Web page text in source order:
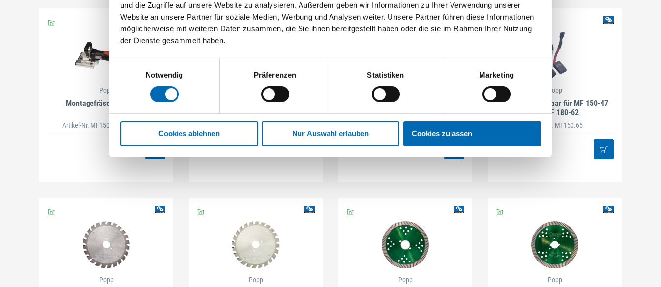
und die Zugriffe auf unsere Website zu analysieren. Außerdem geben wir Informationen zu Ihrer Verwendung unserer
Website an unsere Partner für soziale Medien, Werbung und Analysen weiter. Unsere Partner führen diese Informationen
möglicherweise mit weiteren Daten zusammen, die Sie ihnen bereitgestellt haben oder die sie im Rahmen Ihrer Nutzung
der Dienste gesammelt haben.
Einwilligungsauswahl
Notwendig
Präferenzen Statistiken Marketing
Cookies ablehnen Nur Auswahl erlauben Cookies zulassen
Popp
Montagefräse MF 150-47
Artikel-Nr. MF150.47.1
Popp
Diamant-Trennscheibe für MF 180-
62
3 Ausführungen
Popp
Bügelgriff-Satz für MF 150-47 und
MF 180-62
Artikel-Nr. MF150.62
Popp
Kohlebürsten-Paar für MF 150-47
und MF 180-62
Artikel-Nr. MF150.65
Popp Popp Popp Popp